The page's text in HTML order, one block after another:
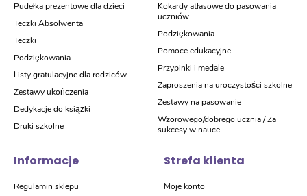
Pudełka prezentowe dla dzieci
Teczki Absolwenta
Teczki
Podziękowania
Listy gratulacyjne dla rodziców
Zestawy ukończenia
Dedykacje do książki
Druki szkolne
Kokardy atłasowe do pasowania
uczniów
Podziękowania
Pomoce edukacyjne
Przypinki i medale
Zaproszenia na uroczystości szkolne
Zestawy na pasowanie
Wzorowego/dobrego ucznia / Za
sukcesy w nauce
Informacje
Regulamin sklepu
Strefa klienta
Moje konto